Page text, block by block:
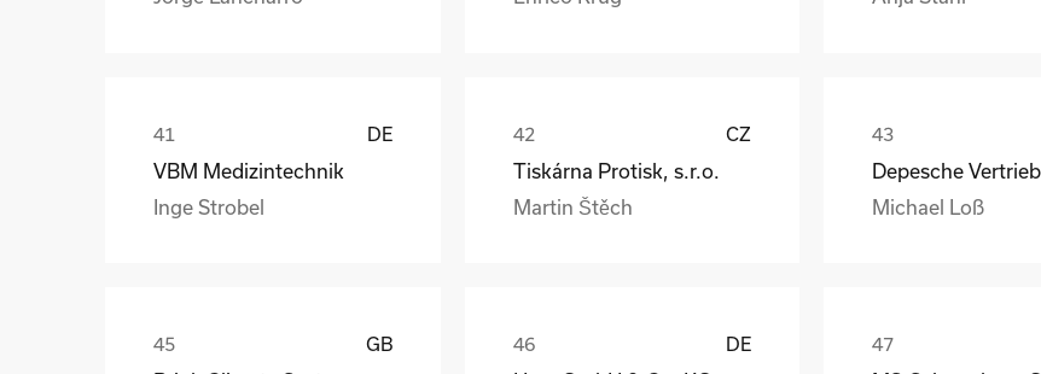
DE
VBM Medizintechnik
Inge Strobel
CZ
Tiskárna Protisk, s.r.o.
Martin Štěch
Michael Loß
GB DE